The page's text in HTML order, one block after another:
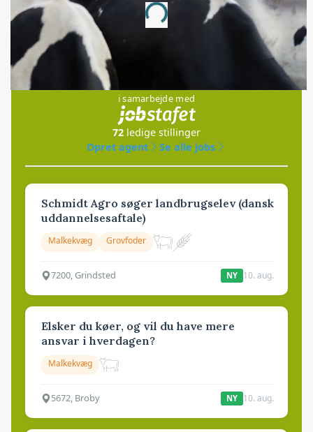
Loading...
i samarbejde med
72 ledige stillinger
Opret agent
Se alle jobs
Schmidt Agro søger landbrugselev (dansk
uddannelsesaftale)
Malkekvæg Grovfoder
7200, Grindsted NY 10. aug.
Elsker du køer, og vil du have mere
ansvar i hverdagen?
Malkekvæg
5672, Broby NY 10. aug.